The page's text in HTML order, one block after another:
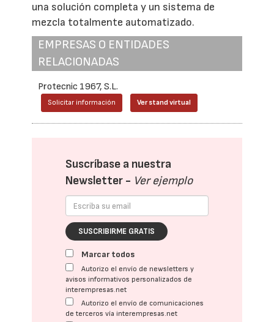
una solución completa y un sistema de
mezcla totalmente automatizado.
EMPRESAS O ENTIDADES
RELACIONADAS
Protecnic 1967, S.L.
Solicitar información Ver stand virtual
Suscríbase a nuestra
Newsletter - Ver ejemplo
SUSCRIBIRME GRATIS
Marcar todos
Autorizo el envío de newsletters y
avisos informativos personalizados de
interempresas.net
Autorizo el envío de comunicaciones
de terceros vía interempresas.net